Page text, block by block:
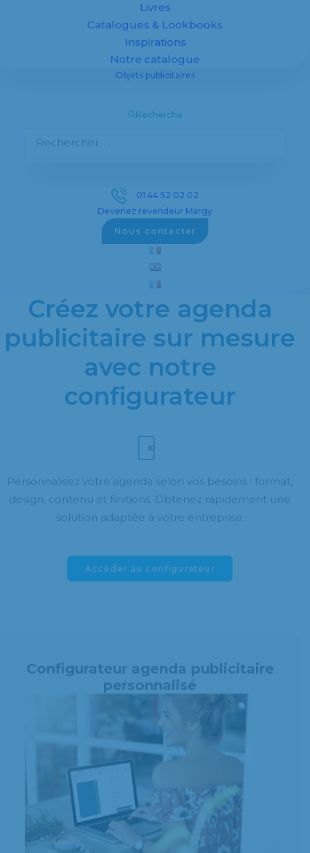
Livres
Catalogues & Lookbooks
Inspirations
Notre catalogue
Objets publicitaires
Recherche
01 44 52 02 02
Devenez revendeur Margy
Nous contacter
Découvrez notre sélection complète d’objets
votre entreprise efficacement.
Voir les objets publicitaires
Créez votre agenda
publicitaire sur mesure
avec notre
configurateur
Personnalisez votre agenda selon vos besoins : format,
design, contenu et finitions. Obtenez rapidement une
solution adaptée à votre entreprise.
Accéder au configurateur
Configurateur agenda publicitaire
personnalisé